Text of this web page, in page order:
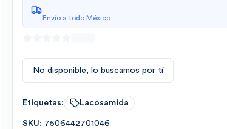
Envío a todo México
No disponible, lo buscamos por tí
Etiquetas: Lacosamida
SKU: 7506442701046